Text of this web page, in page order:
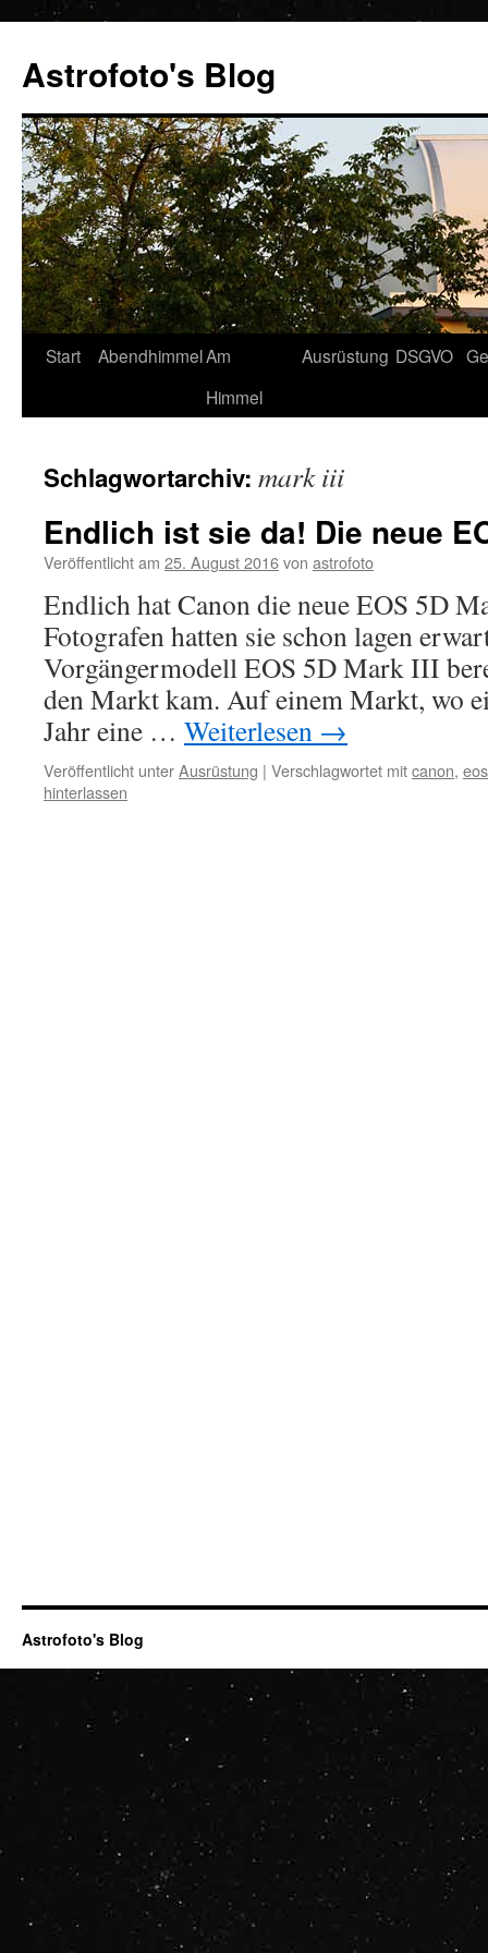
springen
Astrofoto's Blog
Start AbendhimmelAm
Himmel
Ausrüstung DSGVO
Schlagwortarchiv: mark iii
Endlich ist sie da! Die neue
Veröffentlicht am 25. August 2016von astrofoto
Endlich hat Canon die neue EOS 5D
Fotografen hatten sie schon lagen
Vorgängermodell EOS 5D Mark III
den Markt kam. Auf einem Markt, wo
Jahr eine … Weiterlesen →
Veröffentlicht unterAusrüstung | Verschlagwortet mitcanon,
hinterlassen
Astrofoto's Blog